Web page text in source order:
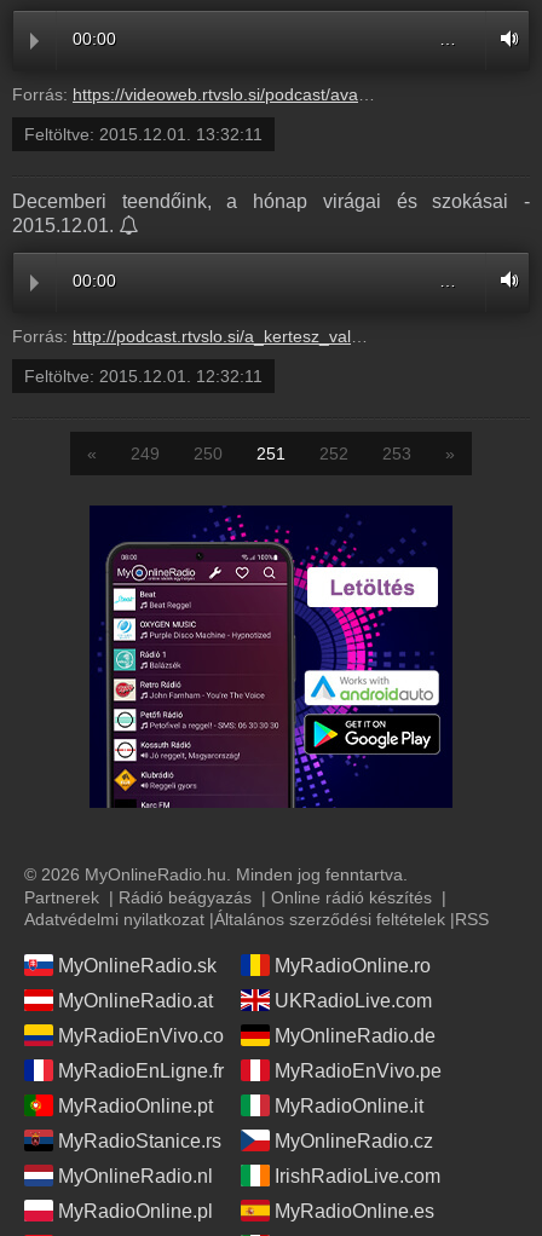
00:00 …
Forrás: https://videoweb.rtvslo.si/podcast/ava_archive02/2015/12/01/Decemberiteendinkahnapvirgaisszoksai239984.mp3
Feltöltve: 2015.12.01. 13:32:11
Decemberi teendőink, a hónap virágai és szokásai -
2015.12.01.
00:00
Forrás: http://podcast.rtvslo.si/a_kertesz_valaszol.xml#27b8d0e9c4ec80d7f7bd84c633f4f143
Feltöltve: 2015.12.01. 12:32:11
« 249 250 251 252 253 »
© 2026 MyOnlineRadio.hu. Minden jog fenntartva.
Partnerek | Rádió beágyazás | Online rádió készítés |
Adatvédelmi nyilatkozat |Általános szerződési feltételek |RSS
MyOnlineRadio.sk
MyRadioOnline.ro
MyOnlineRadio.at
UKRadioLive.com
MyRadioEnVivo.co
MyOnlineRadio.de
MyRadioEnLigne.fr
MyRadioEnVivo.pe
MyRadioOnline.pt
MyRadioOnline.it
MyRadioStanice.rs
MyOnlineRadio.cz
MyOnlineRadio.nl
IrishRadioLive.com
MyRadioOnline.pl
MyRadioOnline.es